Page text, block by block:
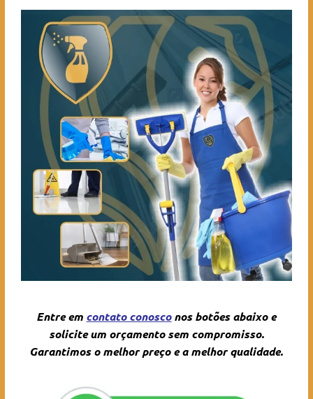
Entre em contato conosconos botões abaixo e
solicite um orçamento sem compromisso.
Garantimos o melhor preço e a melhor qualidade.